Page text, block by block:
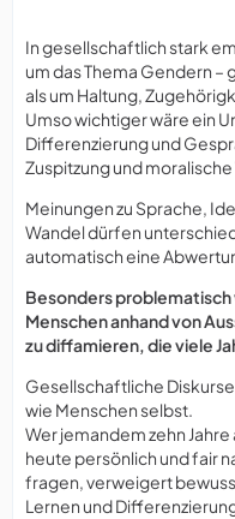
In gesellschaftlich stark
um das Thema Gendern
als um Haltung,
Umso wichtiger wäre ein
Differenzierung und
Zuspitzung und
Meinungen zu Sprache,
Wandel dürfen
automatisch eine
Besonders
Menschen anhand von
zu diffamieren, die viele
Gesellschaftliche
wie Menschen selbst.
Wer jemandem zehn
heute persönlich und fair
fragen, verweigert
Lernen und